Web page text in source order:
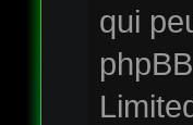
qui